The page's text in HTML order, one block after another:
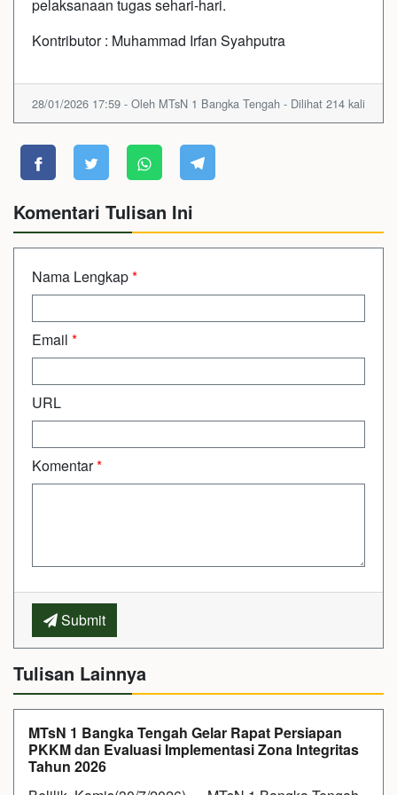
pelaksanaan tugas sehari-hari.
Kontributor : Muhammad Irfan Syahputra
28/01/2026 17:59 - Oleh MTsN 1 Bangka Tengah - Dilihat 214 kali
Komentari Tulisan Ini
Nama Lengkap*
Email *
URL
Komentar*
Submit
Tulisan Lainnya
MTsN 1 Bangka Tengah Gelar Rapat Persiapan
PKKM dan Evaluasi Implementasi Zona Integritas
Tahun 2026